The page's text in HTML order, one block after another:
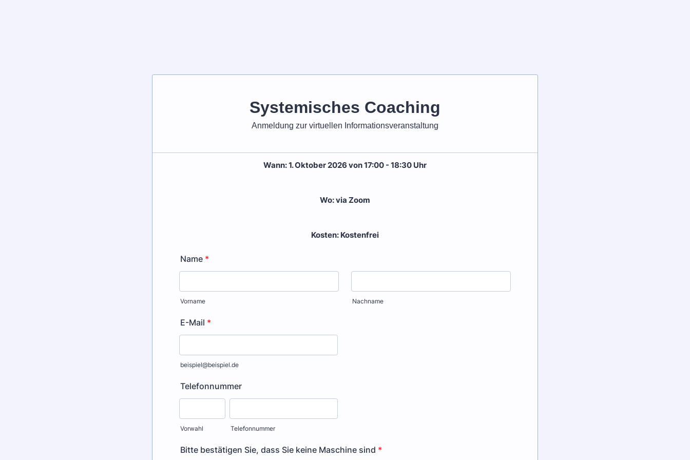
Systemisches Coaching
Anmeldung zur virtuellen Informationsveranstaltung
Wann: 1. Oktober 2026 von 17:00 - 18:30 Uhr
Wo: via Zoom
Kosten: Kostenfrei
Name *
Vorname Nachname
E-Mail *
beispiel@beispiel.de
Telefonnummer
Vorwahl Telefonnummer
Bitte bestätigen Sie, dass Sie keine Maschine sind *